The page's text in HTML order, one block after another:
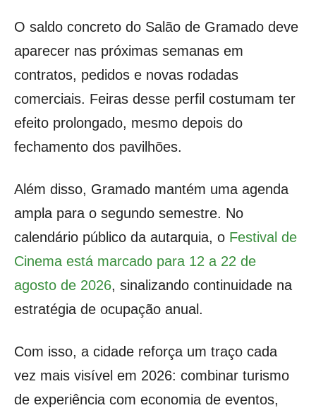
O saldo concreto do Salão de Gramado deve
aparecer nas próximas semanas em
contratos, pedidos e novas rodadas
comerciais. Feiras desse perfil costumam ter
efeito prolongado, mesmo depois do
fechamento dos pavilhões.
Além disso, Gramado mantém uma agenda
ampla para o segundo semestre. No
calendário público da autarquia, o Festival de
Cinema está marcado para 12 a 22 de
agosto de 2026, sinalizando continuidade na
estratégia de ocupação anual.
Com isso, a cidade reforça um traço cada
vez mais visível em 2026: combinar turismo
de experiência com economia de eventos,